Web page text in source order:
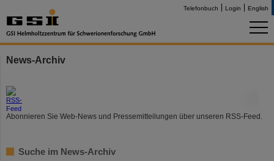
Telefonbuch Login English
News-Archiv
Abonnieren Sie Web-News und Pressemitteilungen über unseren RSS-Feed.
Suche im News-Archiv